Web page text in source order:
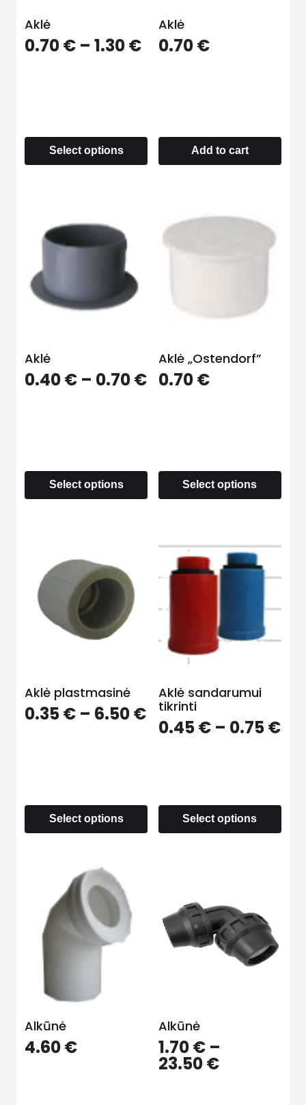
Aklė
0.70€ – 1.30€
Select options
Aklė
0.70€
Add to cart
Aklė
0.40€ – 0.70€
Select options
Aklė „Ostendorf”
0.70€
Select options
Aklė plastmasinė
0.35€ – 6.50€
Select options
Aklė sandarumui
tikrinti
0.45€– 0.75€
Select options
Alkūnė
4.60€
Alkūnė
1.70€–
23.50€